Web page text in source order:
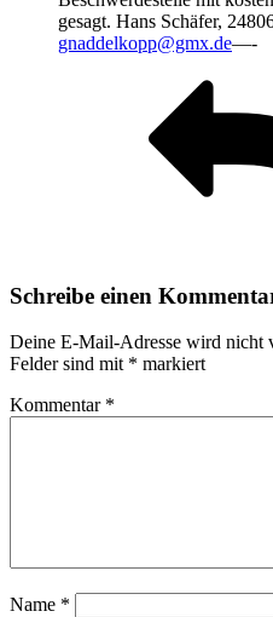
gesagt. Hans Schäfer,
gnaddelkopp@gmx.de—-
Schreibe einen
Deine E-Mail-Adresse wird nicht
Felder sind mit * markiert
Kommentar *
Name *